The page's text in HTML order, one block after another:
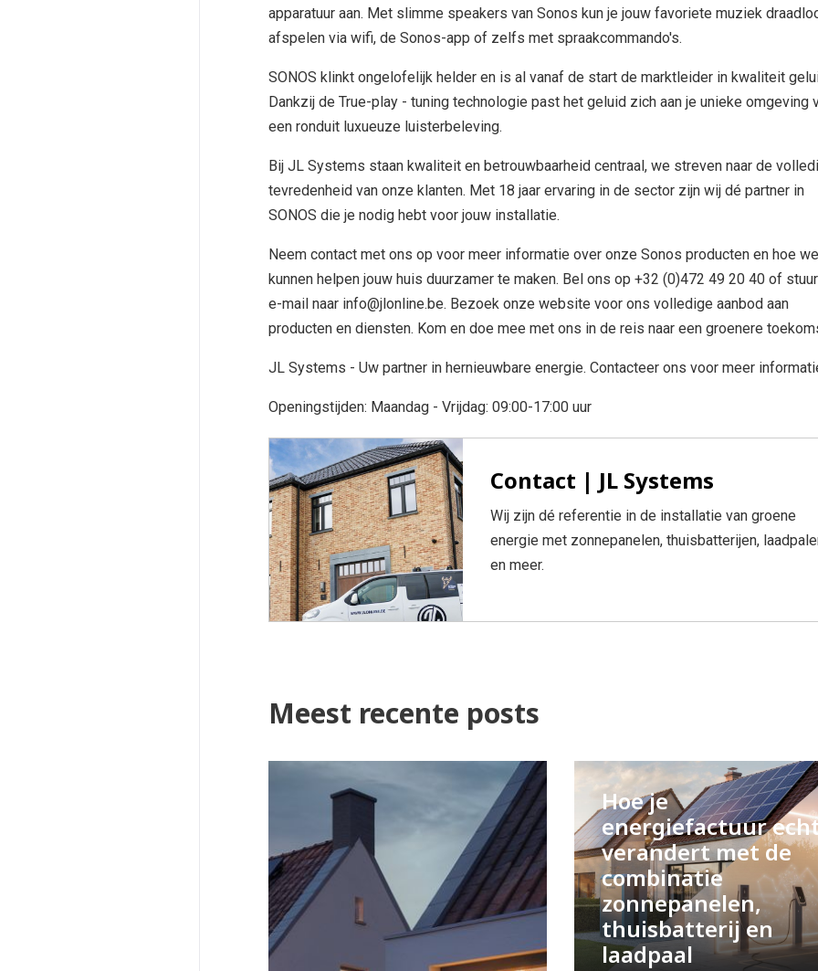
apparatuur aan. Met slimme speakers van Sonos kun je jouw favoriete muziek
afspelen via wifi, de Sonos-app of zelfs met spraakcommando's.
SONOS klinkt ongelofelijk helder en is al vanaf de start de marktleider in kwaliteit
Dankzij de True-play - tuning technologie past het geluid zich aan je unieke omgeving
een ronduit luxueuze luisterbeleving.
Bij JL Systems staan kwaliteit en betrouwbaarheid centraal, we streven naar de
tevredenheid van onze klanten. Met 18 jaar ervaring in de sector zijn wij dé partner in
SONOS die je nodig hebt voor jouw installatie.
Neem contact met ons op voor meer informatie over onze Sonos producten en hoe
kunnen helpen jouw huis duurzamer te maken. Bel ons op +32 (0)472 49 20 40 of
e-mail naar info@jlonline.be. Bezoek onze website voor ons volledige aanbod aan
producten en diensten. Kom en doe mee met ons in de reis naar een groenere
JL Systems - Uw partner in hernieuwbare energie. Contacteer ons voor meer
Openingstijden: Maandag - Vrijdag: 09:00-17:00 uur
Contact | JL Systems
Wij zijn dé referentie in de installatie van groene
energie met zonnepanelen, thuisbatterijen,
en meer.
Meest recente posts
Hoe je
energiefactuur
verandert met de
combinatie
zonnepanelen,
thuisbatterij en
laadpaal